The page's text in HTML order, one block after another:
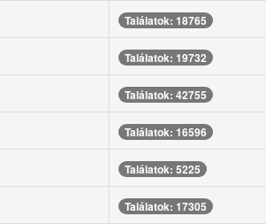
Találatok: 18765
Találatok: 19732
Találatok: 42755
Találatok: 16596
Találatok: 5225
Találatok: 17305